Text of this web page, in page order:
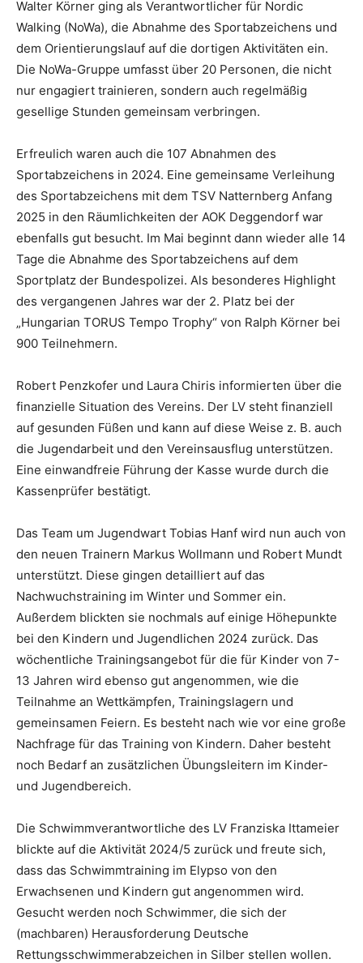
Walter Körner ging als Verantwortlicher für Nordic
Walking (NoWa), die Abnahme des Sportabzeichens und
dem Orientierungslauf auf die dortigen Aktivitäten ein.
Die NoWa-Gruppe umfasst über 20 Personen, die nicht
nur engagiert trainieren, sondern auch regelmäßig
gesellige Stunden gemeinsam verbringen.
Erfreulich waren auch die 107 Abnahmen des
Sportabzeichens in 2024. Eine gemeinsame Verleihung
des Sportabzeichens mit dem TSV Natternberg Anfang
2025 in den Räumlichkeiten der AOK Deggendorf war
ebenfalls gut besucht. Im Mai beginnt dann wieder alle 14
Tage die Abnahme des Sportabzeichens auf dem
Sportplatz der Bundespolizei. Als besonderes Highlight
des vergangenen Jahres war der 2. Platz bei der
„Hungarian TORUS Tempo Trophy“ von Ralph Körner bei
900 Teilnehmern.
Robert Penzkofer und Laura Chiris informierten über die
finanzielle Situation des Vereins. Der LV steht finanziell
auf gesunden Füßen und kann auf diese Weise z. B. auch
die Jugendarbeit und den Vereinsausflug unterstützen.
Eine einwandfreie Führung der Kasse wurde durch die
Kassenprüfer bestätigt.
Das Team um Jugendwart Tobias Hanf wird nun auch von
den neuen Trainern Markus Wollmann und Robert Mundt
unterstützt. Diese gingen detailliert auf das
Nachwuchstraining im Winter und Sommer ein.
Außerdem blickten sie nochmals auf einige Höhepunkte
bei den Kindern und Jugendlichen 2024 zurück. Das
wöchentliche Trainingsangebot für die für Kinder von 7-
13 Jahren wird ebenso gut angenommen, wie die
Teilnahme an Wettkämpfen, Trainingslagern und
gemeinsamen Feiern. Es besteht nach wie vor eine große
Nachfrage für das Training von Kindern. Daher besteht
noch Bedarf an zusätzlichen Übungsleitern im Kinder-
und Jugendbereich.
Die Schwimmverantwortliche des LV Franziska Ittameier
blickte auf die Aktivität 2024/5 zurück und freute sich,
dass das Schwimmtraining im Elypso von den
Erwachsenen und Kindern gut angenommen wird.
Gesucht werden noch Schwimmer, die sich der
(machbaren) Herausforderung Deutsche
Rettungsschwimmerabzeichen in Silber stellen wollen.